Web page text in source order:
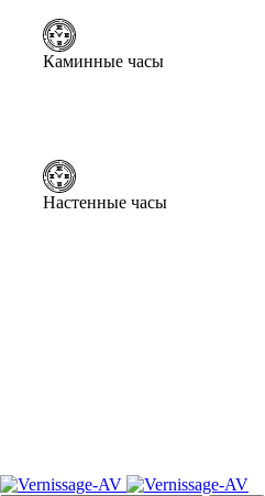
Каминные часы
Настенные часы